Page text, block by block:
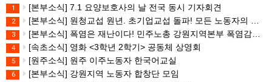
1 [본부소식] 7.1 요양보호사의 날 전국 동시 기자회견
2 [본부소식] 원청교섭 원년. 초기업교섭 돌파! 모든 노동자의 노동기본권 쟁취! 민주노총 7.15 총파업대회
3 [본부소식] 폭염은 재난이다! 민주노총 강원지역본부 폭염감시단 선포 기자회견
4 [속초소식] 영화 <3학년 2학기> 공동체 상영회
5 [원주소식] 원주 이주노동자 한국어교실
6 [본부소식] 강원지역 노동자 합창단 모임